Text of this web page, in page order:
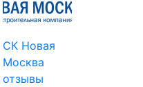
СК Новая
Москва
отзывы